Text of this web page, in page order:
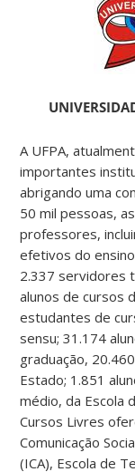
A UFPA,
importantes
abrigando uma
50 mil pessoas,
professores,
efetivos do
2.337 servidores
alunos de cursos
estudantes de
sensu; 31.174
graduação,
Estado; 1.851
médio, da Escola
Cursos Livres
Comunicação
(ICA), Escola de